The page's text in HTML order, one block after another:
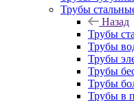
Трубы
Назад
Трубы
Трубы
Трубы
Трубы
Трубы
Трубы в